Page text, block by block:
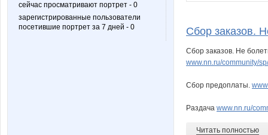
сейчас просматривают портрет - 0
зарегистрированные пользователи
посетившие портрет за 7 дней - 0
Сбор заказов.
Сбор заказов. Не
www.nn.ru/community/
Сбор предоплаты.
Раздача www.nn.ru/
Читать полностью